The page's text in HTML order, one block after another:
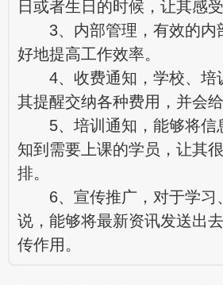
日或者生日的时候，让其感受
3、内部管理，有效的内
好地提高工作效率。
4、收费通知，学校、培
其提醒交纳各种费用，并会
5、培训通知，能够将信
知到需要上课的学员，让其
排。
6、宣传推广，对于学习
说，能够将最新资讯发送出
传作用。